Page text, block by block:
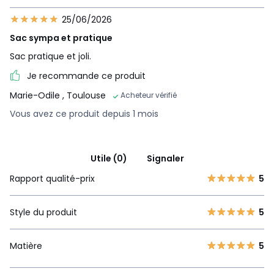
25/06/2026
Sac sympa et pratique
Sac pratique et joli.
Je recommande ce produit
Marie-Odile , Toulouse Acheteur vérifié
Vous avez ce produit depuis 1 mois
Utile (0)
Signaler
Rapport qualité-prix
5
Style du produit 5
Matière 5